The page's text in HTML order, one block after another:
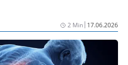
2 Min| 17.06.2026